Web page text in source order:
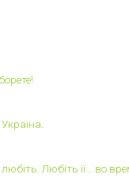
Любіть її… во